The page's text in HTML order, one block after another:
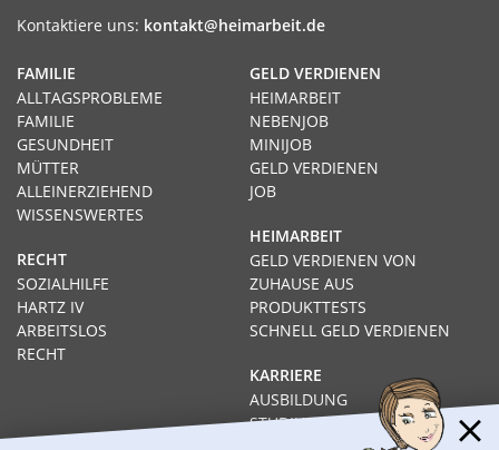
Kontaktiere uns: kontakt@heimarbeit.de
GELD VERDIENEN
HEIMARBEIT
NEBENJOB
MINIJOB
GELD VERDIENEN
JOB
HEIMARBEIT
GELD VERDIENEN VON
ZUHAUSE AUS
PRODUKTTESTS
SCHNELL GELD VERDIENEN
KARRIERE
AUSBILDUNG
STUDIUM
FAMILIE
ALLTAGSPROBLEME
FAMILIE
GESUNDHEIT
MÜTTER
ALLEINERZIEHEND
WISSENSWERTES
RECHT
SOZIALHILFE
HARTZ IV
ARBEITSLOS
RECHT